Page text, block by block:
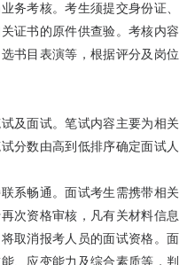
考核。考生须提交身份证、
证书的原件供查验。考核内容
书目表演等，根据评分及岗位
面试。笔试内容主要为相关
分数由高到低排序确定面试人
畅通。面试考生需携带相关
次资格审核，凡有关材料信息
取消报考人员的面试资格。面
、应变能力及综合素质等，判